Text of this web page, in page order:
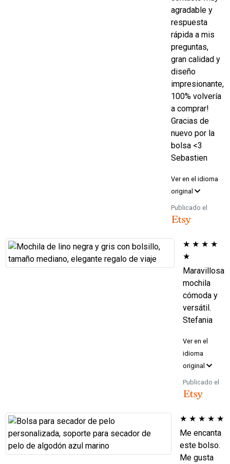
agradable y
respuesta
rápida a mis
preguntas,
gran calidad y
diseño
impresionante,
100% volvería
a comprar!
Gracias de
nuevo por la
bolsa <3
Sebastien
Ver en el idioma
original
Publicado el
★ ★ ★ ★
★
Maravillosa
mochila
cómoda y
versátil.
Stefania
Ver en el
idioma
original
Publicado el
★ ★ ★ ★ ★
Me encanta
este bolso.
Me gusta